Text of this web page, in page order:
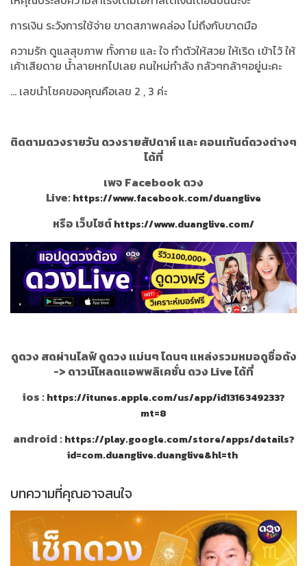
การเงิน ระวังการใช้จ่าย ขาดสภาพคล่อง ไม่ถึงกับขาดมือ
ความรัก ดูแลสุขภาพ ทั้งกาย และ ใจ ทำตัวให้สวย ให้เริด เข้าไว้ ให้
เค้าเสียดาย น้ำลายหกไปเลย คนใหม่กำลัง กลัวๆกล้าๆอยู่นะคะ
... เลขนำโชคของคุณคือเลข 2 , 3 ค่ะ
ติดตามดวงรายวัน ดวงรายสัปดาห์ และ คอนเท้นต์ดวงต่างๆ
ได้ที่
เพจ Facebook ดวง
Live:https://www.facebook.com/duanglive
หรือ เว็บไซต์https://www.duanglive.com/
ดูดวง สดผ่านไลฟ์ ดูดวง แม่นๆ โดนๆ แหล่งรวมหมอดูชื่อดัง
-> ดาวน์โหลดแอพพลิเคชั่น ดวง Live ได้ที่
ios :https://itunes.apple.com/us/app/id1316349233?
mt=8
android :https://play.google.com/store/apps/details?
id=com.duanglive.duanglive&hl=th
บทความที่คุณอาจสนใจ